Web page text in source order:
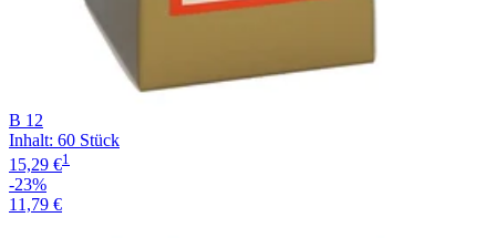
B 12
Inhalt: 60 Stück
15,29 €1
-23%
11,79 €